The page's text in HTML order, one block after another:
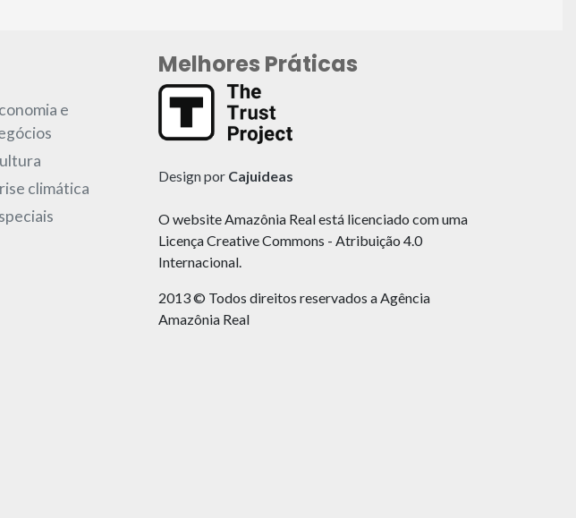
e
climática
Melhores Práticas
Design por Cajuideas
O website Amazônia Real está licenciado com uma
Licença Creative Commons - Atribuição 4.0
Internacional.
2013 © Todos direitos reservados a Agência
Amazônia Real